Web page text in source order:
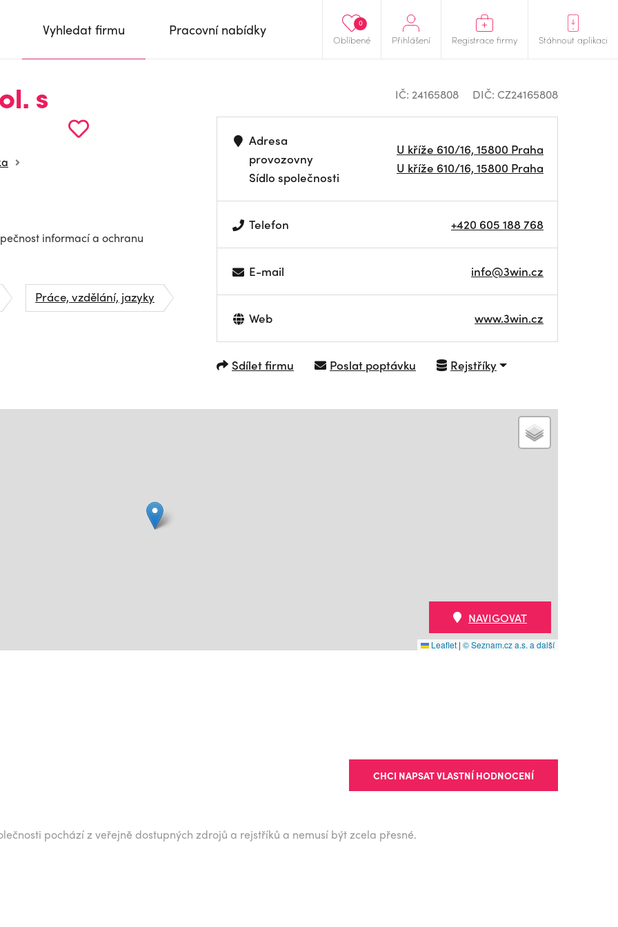
Oblíbené
0
Přihlášení Registrace firmy Stáhnout aplikaci
Vyhledat firmu Pracovní nabídky
s
informací a ochranu
Práce, vzdělání, jazyky
IČ: 24165808 DIČ: CZ24165808
Adresa
provozovny
Sídlo společnosti
U kříže 610/16, 15800 Praha
U kříže 610/16, 15800 Praha
Telefon +420 605 188 768
E-mail info@3win.cz
Web www.3win.cz
Sdílet firmu Poslat poptávku Rejstříky
Leaflet | © Seznam.cz a.s. a další
NAVIGOVAT
CHCI NAPSAT VLASTNÍ HODNOCENÍ
pochází z veřejně dostupných zdrojů a rejstříků a nemusí být zcela přesné.